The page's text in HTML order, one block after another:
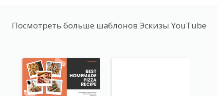
Посмотреть больше шаблонов Эскизы YouTube